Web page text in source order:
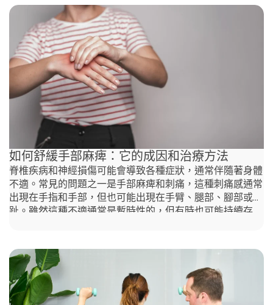
織的康復。 什麼是足底筋膜炎？ 足底筋膜炎是引起腳部和
腳跟疼痛的主要原因之一，通常是由於足底筋膜及其周圍組
織受到過度拉伸或損傷而引起發炎。足底筋膜是一條厚實的
纖維組織帶，將腳跟骨與前腳的骨骼連接，從腳跟延伸到腳
趾。這個組織在形成腳弓方面發揮著關鍵作用，與距骨和蹠
骨一起，幫助吸收衝擊並在走路、跑步和站立時支撐身體的
重量。當足底筋膜長期過度拉伸或受損時，它可能會發炎或
退化，從而導致腳底和腳跟的疼痛。這種疼痛可能會干擾日
常活動，如走路、工作或運動。 誰更容易罹患足底筋膜
炎？ 某些人更容易罹患足底筋膜炎，包括： 穿高跟鞋會增
加罹患足底筋膜炎的風險嗎？ 會的，穿高跟鞋會使小腿肌
肉因為腳跟的位置抬高而變得緊繃和縮短。隨著時間的推
移，長時間穿高跟鞋可能會將腳跟骨拉向上方，這也會拉緊
連接腳跟和腳底的筋膜，導致足底筋膜炎。為了減少風險，
建議定期伸展並放鬆小腿肌肉，以緩解高跟鞋帶來的壓力。
此外，穿高跟鞋也經常是引起腰痛原因之一。高跟鞋改變了
不適和疼痛，尤其是經常或長時間穿高跟鞋時。脊椎按摩治
療是一種有效的方式，可以幫助您擺脫足底筋膜炎和腰痛。
足底筋膜炎治療方法
如何舒緩手部麻痺：它的成因和治療方法
脊椎疾病和神經損傷可能會導致各種症狀，通常伴隨著身體
不適。常見的問題之一是手部麻痺和刺痛，這種刺痛感通常
出現在手指和手部，但也可能出現在手臂、腿部、腳部或腳
趾。雖然這種不適通常是暫時性的，但有時也可能持續存
助，包括脊醫是否能緩解手部麻痺。我們還將分享一些實用
的策略，幫助您管理和減少這些症狀。 什麼是手部麻痺？
手部麻痺指的是單手或雙手失去感覺，或是有刺痛或麻木的
感覺。這種情況的程度可以從輕微且偶爾發生到持續且嚴